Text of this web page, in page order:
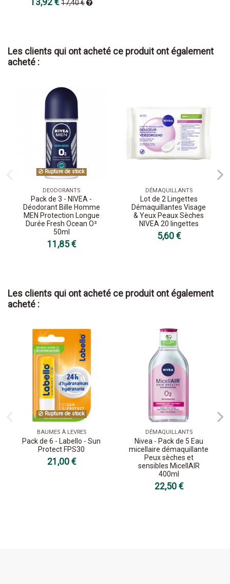
17,40 €
Les clients qui ont acheté ce produit ont également
acheté :
Rupture de stock
DEODORANTS
Pack de 3 - NIVEA -
Déodorant Bille Homme
MEN Protection Longue
Durée Fresh Ocean O²
50ml
11,85 €
DÉMAQUILLANTS
Lot de 2 Lingettes
Démaquillantes Visage
& Yeux Peaux Sèches
NIVEA 20 lingettes
5,60 €
Les clients qui ont acheté ce produit ont également
acheté :
Rupture de stock
BAUMES À LEVRES
Pack de 6 - Labello - Sun
Protect FPS30
21,00 €
DÉMAQUILLANTS
Nivea - Pack de 5 Eau
micellaire démaquillante
Peux sèches et
sensibles MicellAIR
400ml
22,50 €